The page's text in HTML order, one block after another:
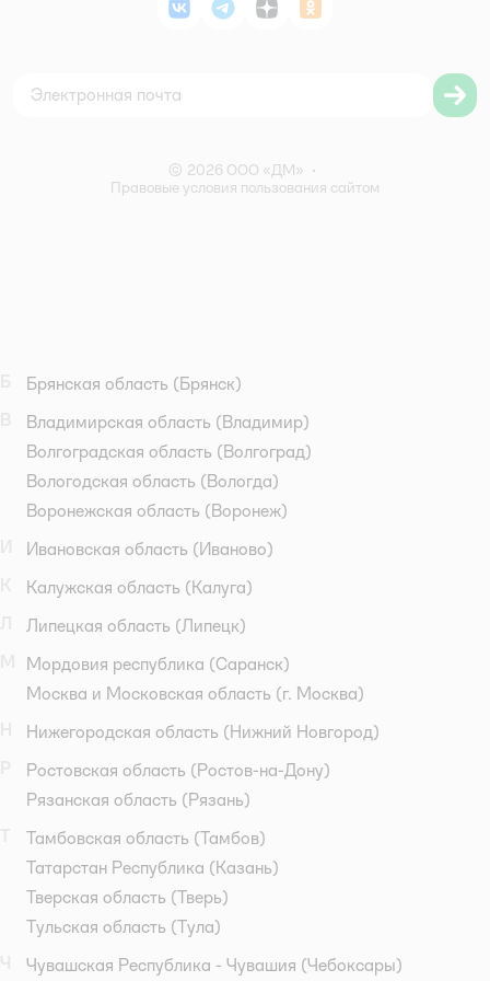
Правила бонусной программы
© 2026 ООО «ДМ» •
Правовые условия пользования сайтом
ВКонтакте
TelegramДзен Одноклассники
Брянская область (Брянск)
Владимирская область (Владимир)
Волгоградская область (Волгоград)
Вологодская область (Вологда)
Воронежская область (Воронеж)
Ивановская область (Иваново)
Калужская область (Калуга)
Липецкая область (Липецк)
Мордовия республика (Саранск)
Москва и Московская область (г. Москва)
Нижегородская область (Нижний Новгород)
Ростовская область (Ростов-на-Дону)
Рязанская область (Рязань)
Тамбовская область (Тамбов)
Татарстан Республика (Казань)
Тверская область (Тверь)
Тульская область (Тула)
Чувашская Республика - Чувашия (Чебоксары)